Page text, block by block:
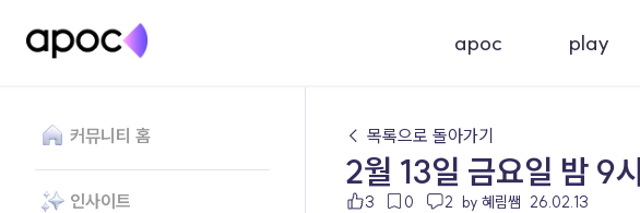
apoc play
커뮤니티 홈
인사이트
← 목록으로 돌아가기
2월 13일 금요일 밤 9
3 0 2 by 혜림쌤 26.02.13